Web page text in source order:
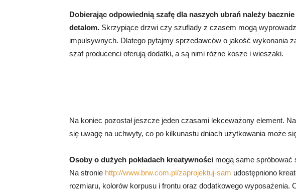
Dobierając odpowiednią szafę dla naszych ubrań należy
detalom. Skrzypiące drzwi czy szuflady z czasem mogą
impulsywnych. Dlatego pytajmy sprzedawców o jakość wykonania
szaf producenci oferują dodatki, a są nimi różne kosze i wieszaki.
Na koniec pozostał jeszcze jeden czasami lekceważony element.
się uwagę na uchwyty, co po kilkunastu dniach użytkowania może
Osoby o dużych pokładach kreatywności mogą same spróbować
Na stronie http://www.brw.com.pl/zaprojektuj-sam udostępniono
rozmiaru, kolorów korpusu i frontu oraz dodatkowego wyposażenia.